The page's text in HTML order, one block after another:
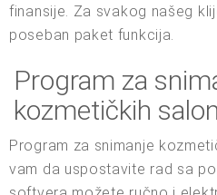
finansije. Za svakog našeg
poseban paket funkcija.
Program za
kozmetičkih
Program za snimanje
vam da uspostavite rad sa